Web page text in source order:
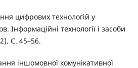
цифрових технологій у
Інформаційні технології і засоби
С. 45–56.
іншомовної комунікативної